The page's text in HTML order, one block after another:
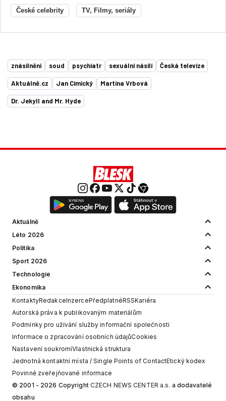
České celebrity TV, Filmy, seriály
znásilnění soud psychiatr sexuální násilí Česká televize
Aktuálně.cz Jan Cimický Martina Vrbová
Dr. Jekyll and Mr. Hyde
Aktuálně
Léto 2026
Politika
Sport 2026
Technologie
Ekonomika
KontaktyRedakceInzercePředplatnéRSSKariéra
Autorská práva k publikovaným materiálům
Podmínky pro užívání služby informační společnosti
Informace o zpracování osobních údajůCookies
Nastavení soukromíVlastnická struktura
Jednotná kontaktní místa / Single Points of ContactEtický kodex
Povinně zveřejňované informace
© 2001 - 2026 Copyright CZECH NEWS CENTER a.s. a dodavatelé
obsahu